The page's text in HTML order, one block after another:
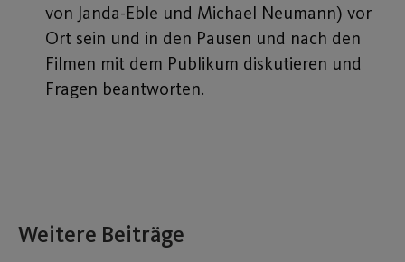
von Janda-Eble und Michael Neumann) vor
Ort sein und in den Pausen und nach den
Filmen mit dem Publikum diskutieren und
Fragen beantworten.
Weitere Beiträge